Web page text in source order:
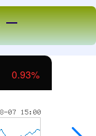
1.01%